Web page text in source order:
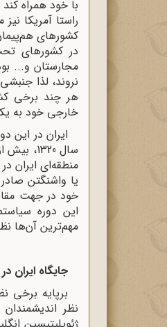
راستا آمریکا
کشورهای
در کشورهای
مجارستان و...
نروند، لذا
هر چند برخی
خارجی خود به
ایران در این
سال
منطقه‌ای ایران
یا واشنگتن
خود در جهت
این دوره
مهم‌ترین آن‌ها
جایگاه ایران
برپایه برخی
نظر